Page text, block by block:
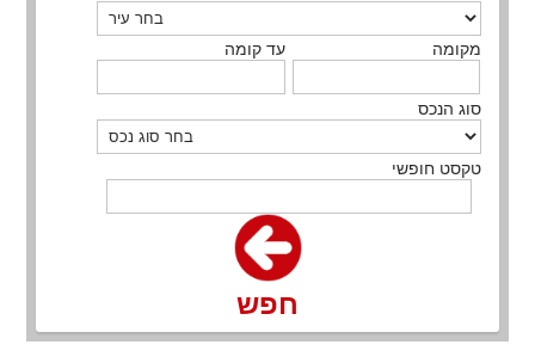
מקומה עד קומה
סוג הנכס
טקסט חופשי
חפש